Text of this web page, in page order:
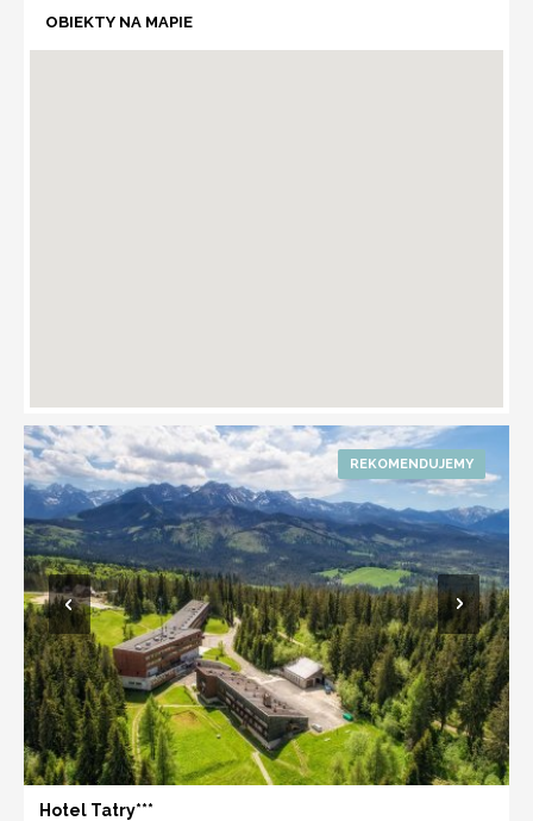
OBIEKTY NA MAPIE
Hotel Tatry***